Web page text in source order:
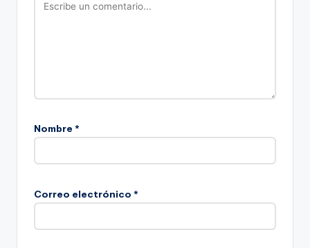
Nombre *
Correo electrónico *